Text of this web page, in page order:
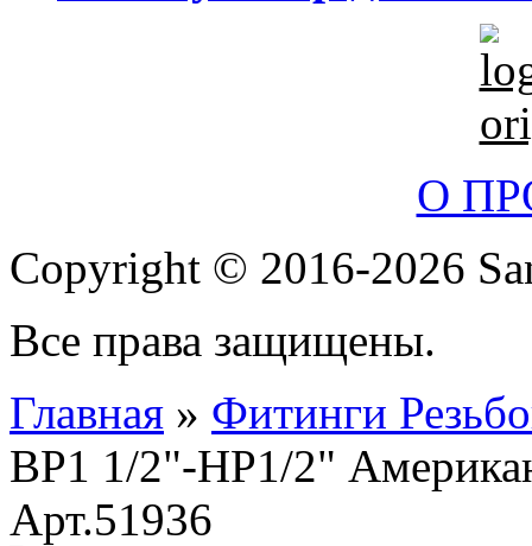
О
Copyright © 2016-2026
Все права защищены.
Главная » Фитинги
ВР1 1/2"-НР1/2"
Арт.51936